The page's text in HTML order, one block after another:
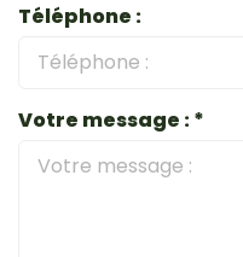
Téléphone :
Votre message : *